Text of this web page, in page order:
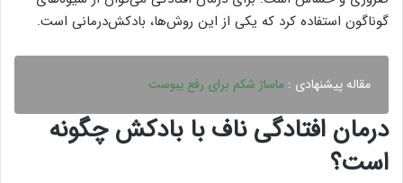
گوناگون استفاده کرد که یکی از این روش‌ها، بادکش‌درمانی است.
مقاله پیشنهادی : ماساژ شکم برای رفع یبوست
درمان افتادگی ناف با بادکش چگونه
است؟